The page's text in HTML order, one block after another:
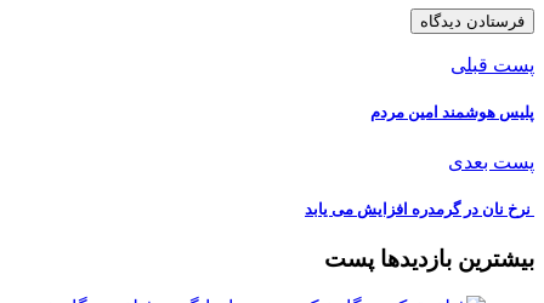
پست قبلی
پلیس هوشمند امین مردم
پست بعدی
️ نرخ نان در گرمدره افزایش می یابد
بیشترین بازدیدها پست